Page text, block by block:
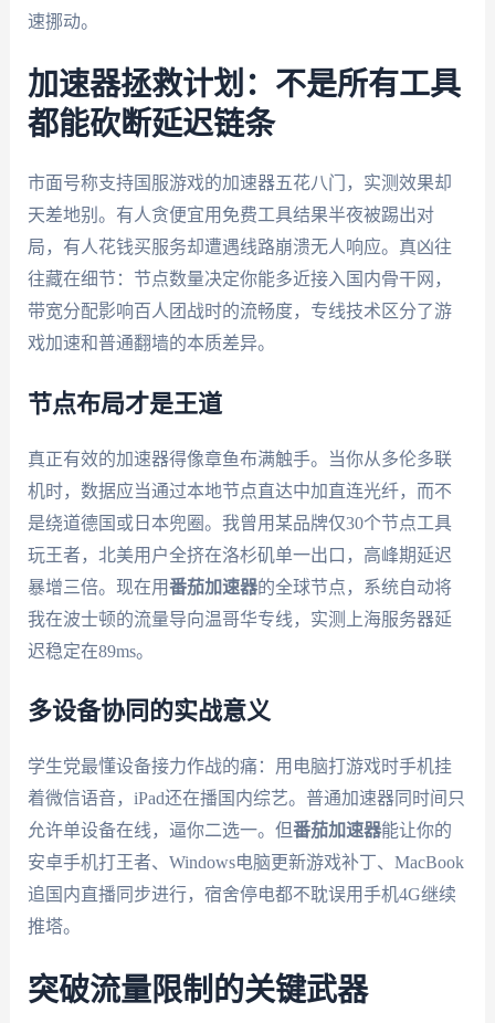
速挪动。
加速器拯救计划：不是所有工具
都能砍断延迟链条
市面号称支持国服游戏的加速器五花八门，实测效果却
天差地别。有人贪便宜用免费工具结果半夜被踢出对
局，有人花钱买服务却遭遇线路崩溃无人响应。真凶往
往藏在细节：节点数量决定你能多近接入国内骨干网，
带宽分配影响百人团战时的流畅度，专线技术区分了游
戏加速和普通翻墙的本质差异。
节点布局才是王道
真正有效的加速器得像章鱼布满触手。当你从多伦多联
机时，数据应当通过本地节点直达中加直连光纤，而不
是绕道德国或日本兜圈。我曾用某品牌仅30个节点工具
玩王者，北美用户全挤在洛杉矶单一出口，高峰期延迟
暴增三倍。现在用番茄加速器的全球节点，系统自动将
我在波士顿的流量导向温哥华专线，实测上海服务器延
迟稳定在89ms。
多设备协同的实战意义
学生党最懂设备接力作战的痛：用电脑打游戏时手机挂
着微信语音，iPad还在播国内综艺。普通加速器同时间只
允许单设备在线，逼你二选一。但番茄加速器能让你的
安卓手机打王者、Windows电脑更新游戏补丁、MacBook
追国内直播同步进行，宿舍停电都不耽误用手机4G继续
推塔。
突破流量限制的关键武器